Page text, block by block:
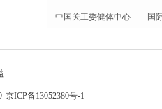
中国关工委健体中心 国
京ICP备13052380号-1